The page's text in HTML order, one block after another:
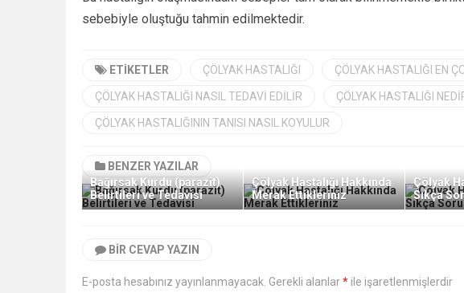
sebebiyle oluştuğu tahmin edilmektedir.
ETIKETLER ÇÖLYAK HASTALIĞI ÇÖLYAK HASTALIĞI EN
ÇÖLYAK HASTALIĞI NASIL TEDAVI EDILIR ÇÖLYAK HASTALIĞI
ÇÖLYAK HASTALIĞININ TANISI NASIL KOYULUR
BENZER YAZILAR
Bağırsak Kurdu (parazit)
Belirtileri ve Tedavisi
Çölyak Hastalığı Hakkında
Merak Ettikleriniz
Çölyak
Sıkça
BIR CEVAP YAZIN
E-posta hesabınız yayınlanmayacak. Gerekli alanlar* ile işaretlenmişlerdir